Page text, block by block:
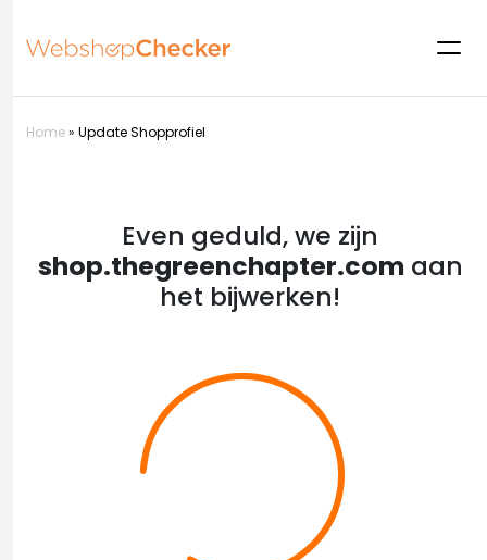
Home» Update Shopprofiel
Even geduld, we zijn
shop.thegreenchapter.com aan
het bijwerken!